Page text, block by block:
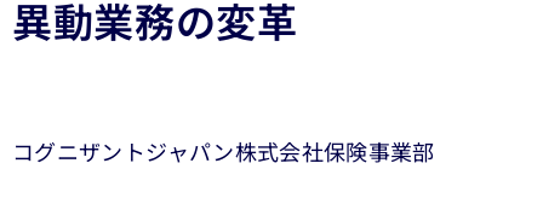
異動業務の変革
コグニザントジャパン株式会社保険事業部